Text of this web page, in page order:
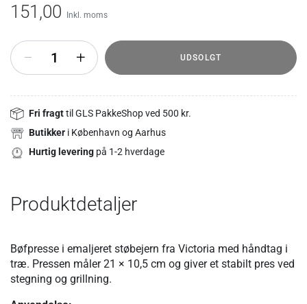
151,00 Inkl. moms
+ UDSOLGT
Fri fragttil GLS PakkeShop ved 500 kr.
Butikker i København og Aarhus
Hurtig levering på 1-2 hverdage
Produktdetaljer
Bøfpresse i emaljeret støbejern fra Victoria med håndtag i
træ. Pressen måler 21 × 10,5 cm og giver et stabilt pres ved
stegning og grillning.